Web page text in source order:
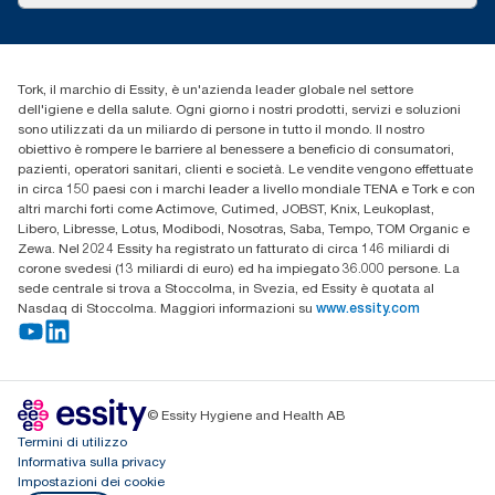
+39 0331 443896
Tork, il marchio di Essity, è un'azienda leader globale nel settore
dell'igiene e della salute. Ogni giorno i nostri prodotti, servizi e soluzioni
sono utilizzati da un miliardo di persone in tutto il mondo. Il nostro
obiettivo è rompere le barriere al benessere a beneficio di consumatori,
pazienti, operatori sanitari, clienti e società. Le vendite vengono effettuate
in circa 150 paesi con i marchi leader a livello mondiale TENA e Tork e con
altri marchi forti come Actimove, Cutimed, JOBST, Knix, Leukoplast,
Libero, Libresse, Lotus, Modibodi, Nosotras, Saba, Tempo, TOM Organic e
Zewa. Nel 2024 Essity ha registrato un fatturato di circa 146 miliardi di
corone svedesi (13 miliardi di euro) ed ha impiegato 36.000 persone. La
sede centrale si trova a Stoccolma, in Svezia, ed Essity è quotata al
Nasdaq di Stoccolma. Maggiori informazioni su www.essity.com
© Essity Hygiene and Health AB
Termini di utilizzo
Informativa sulla privacy
Impostazioni dei cookie